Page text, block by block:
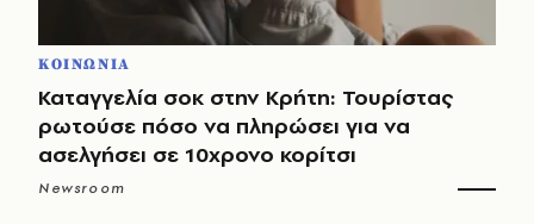
ΚΟΙΝΩΝΙΑ
Καταγγελία σοκ στην Κρήτη: Τουρίστας
ρωτούσε πόσο να πληρώσει για να
ασελγήσει σε 10χρονο κορίτσι
Newsroom